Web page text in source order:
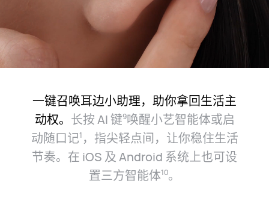
一键召唤耳边小助理，助你拿回生活主
动权。 长按 AI 键⁠9唤醒小艺智能体或启
动随口记⁠1 ，指尖轻点间，让你稳住生活
节奏。在 iOS 及 Android 系统上也可设
置三方智能⁠体⁠10。